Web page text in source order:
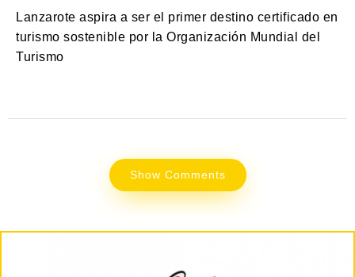
Lanzarote aspira a ser el primer destino certificado en
turismo sostenible por la Organización Mundial del
Turismo
Show Comments